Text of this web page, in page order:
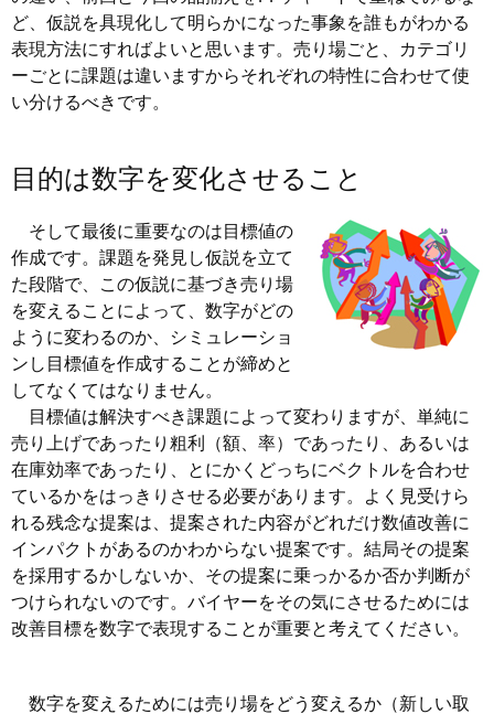
ど、仮説を具現化して明らかになった事象を誰もがわかる
表現方法にすればよいと思います。売り場ごと、カテゴリ
ーごとに課題は違いますからそれぞれの特性に合わせて使
い分けるべきです。
目的は数字を変化させること
そして最後に重要なのは目標値の
作成です。課題を発見し仮説を立て
た段階で、この仮説に基づき売り場
を変えることによって、数字がどの
ように変わるのか、シミュレーショ
ンし目標値を作成することが締めと
してなくてはなりません。
目標値は解決すべき課題によって変わりますが、単純に
売り上げであったり粗利（額、率）であったり、あるいは
在庫効率であったり、とにかくどっちにベクトルを合わせ
ているかをはっきりさせる必要があります。よく見受けら
れる残念な提案は、提案された内容がどれだけ数値改善に
インパクトがあるのかわからない提案です。結局その提案
を採用するかしないか、その提案に乗っかるか否か判断が
つけられないのです。バイヤーをその気にさせるためには
改善目標を数字で表現することが重要と考えてください。
数字を変えるためには売り場をどう変えるか（新しい取